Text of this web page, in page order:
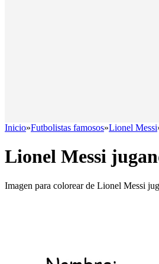
Inicio»Futbolistas famosos»Lionel Messi
Lionel Messi
Imagen para colorear de Lionel Messi